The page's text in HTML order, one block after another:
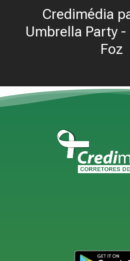
Credimédia
Umbrella Party
Foz